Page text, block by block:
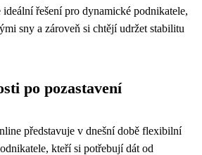
řešení pro dynamické podnikatele,
sny a zároveň si chtějí udržet stabilitu
po pozastavení
představuje v dnešní době flexibilní
kteří si potřebují dát od